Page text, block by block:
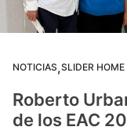
NOTICIAS,SLIDER HOME
Roberto
de los EAC